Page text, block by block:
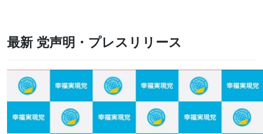
最新 党声明・プレスリリース